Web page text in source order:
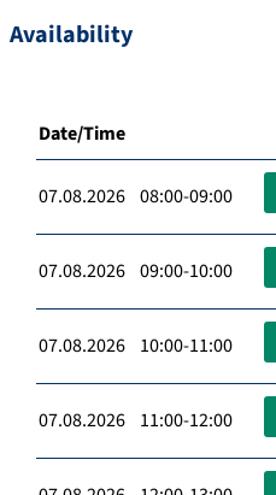
Availability
Date/Time
07.08.2026 08:00-09:00
07.08.2026 09:00-10:00
07.08.2026 10:00-11:00
07.08.2026 11:00-12:00